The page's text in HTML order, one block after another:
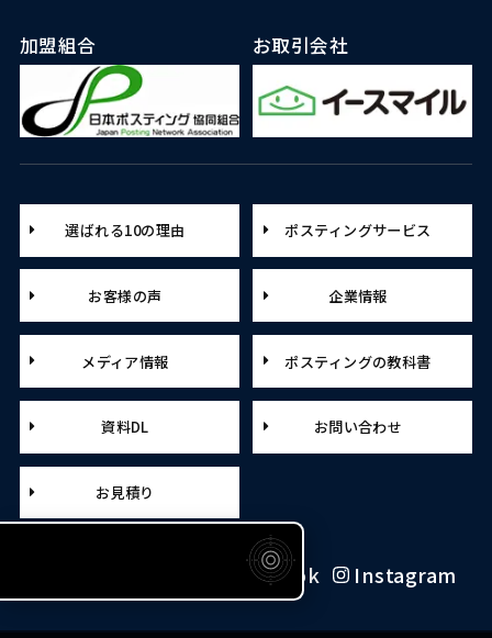
加盟組合 お取引会社
選ばれる10の理由 ポスティングサービス
お客様の声 企業情報
メディア情報 ポスティングの教科書
資料DL お問い合わせ
お見積り
Facebook Instagram